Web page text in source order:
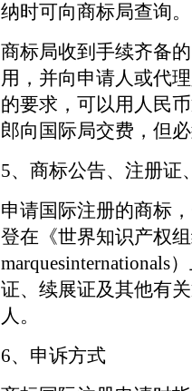
纳时可向商标局查询。
商标局收到手续齐备
用，并向申请人或代
的要求，可以用人民
郎向国际局交费，但
5、商标公告、注册证
申请国际注册的商标
登在《世界知识产权
marquesinternationals
证、续展证及其他有
人。
6、申诉方式